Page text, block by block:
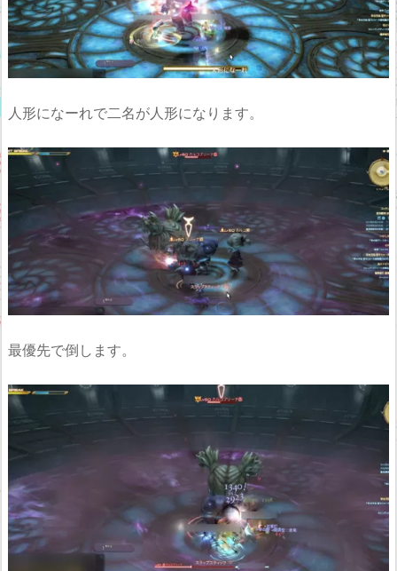
人形になーれで二名が人形になります。
最優先で倒します。